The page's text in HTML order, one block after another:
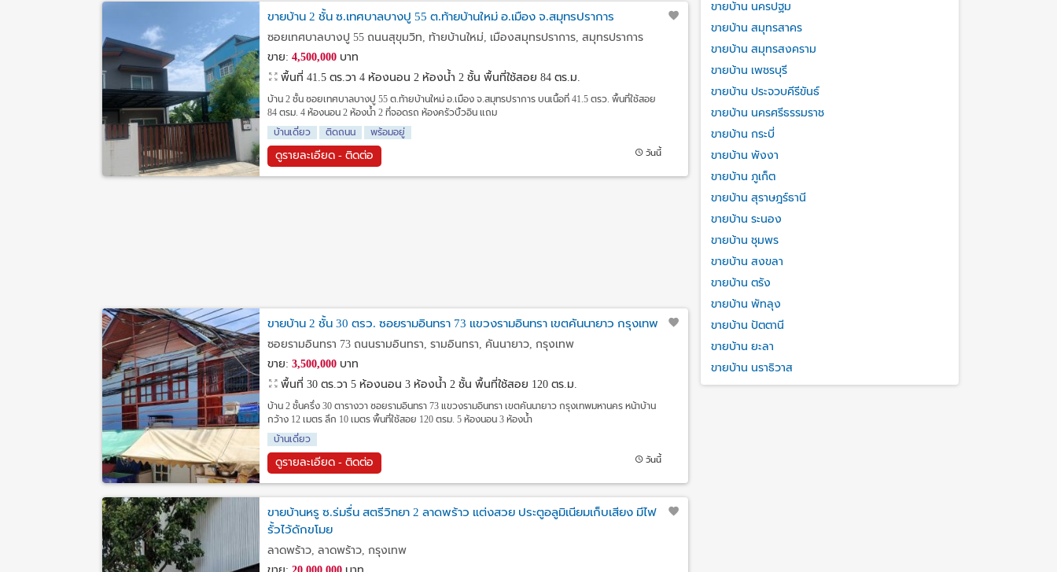
ขายบ้าน 2 ชั้น ซ.เทศบาลบางปู 55 ต.ท้ายบ้านใหม่ อ.เมือง จ.สมุทรปราการ
ซอยเทศบาลบางปู 55 ถนนสุขุมวิท, ท้ายบ้านใหม่, เมืองสมุทรปราการ, สมุทรปราการ
ขาย: 4,500,000 บาท
พื้นที่ 41.5 ตร.วา 4 ห้องนอน 2 ห้องน้ำ 2 ชั้น พื้นที่ใช้สอย 84 ตร.ม.
บ้าน 2 ชั้น ซอยเทศบาลบางปู 55 ต.ท้ายบ้านใหม่ อ.เมือง จ.สมุทรปราการ บนเนื้อที่ 41.5 ตรว. พื้นที่ใช้สอย
84 ตรม. 4 ห้องนอน 2 ห้องน้ำ 2 ที่จอดรถ ห้องครัวบิ้วอิน แถม
บ้านเดี่ยว
ติดถนน พร้อมอยู่
ดูรายละเอียด - ติดต่อ วันนี้
ขายบ้าน 2 ชั้น 30 ตรว. ซอยรามอินทรา 73 แขวงรามอินทรา เขตคันนายาว กรุงเทพ
ซอยรามอินทรา 73 ถนนรามอินทรา, รามอินทรา, คันนายาว, กรุงเทพ
ขาย: 3,500,000 บาท
พื้นที่ 30 ตร.วา 5 ห้องนอน 3 ห้องน้ำ 2 ชั้น พื้นที่ใช้สอย 120 ตร.ม.
บ้าน 2 ชั้นครึ่ง 30 ตารางวา ซอยรามอินทรา 73 แขวงรามอินทรา เขตคันนายาว กรุงเทพมหานคร หน้าบ้าน
กว้าง 12 เมตร ลึก 10 เมตร พื้นที่ใช้สอย 120 ตรม. 5 ห้องนอน 3 ห้องน้ำ
บ้านเดี่ยว
ดูรายละเอียด - ติดต่อ วันนี้
ขายบ้านหรู ซ.ร่มรื่น สตรีวิทยา 2 ลาดพร้าว แต่งสวย ประตูอลูมิเนียมเก็บเสียง มีไฟ
รั้วไว้ดักขโมย
ลาดพร้าว, ลาดพร้าว, กรุงเทพ
ขายบ้าน นครปฐม
ขายบ้าน สมุทรสาคร
ขายบ้าน สมุทรสงคราม
ขายบ้าน เพชรบุรี
ขายบ้าน ประจวบคีรีขันธ์
ขายบ้าน นครศรีธรรมราช
ขายบ้าน กระบี่
ขายบ้าน พังงา
ขายบ้าน ภูเก็ต
ขายบ้าน สุราษฎร์ธานี
ขายบ้าน ระนอง
ขายบ้าน ชุมพร
ขายบ้าน สงขลา
ขายบ้าน ตรัง
ขายบ้าน พัทลุง
ขายบ้าน ปัตตานี
ขายบ้าน ยะลา
ขายบ้าน นราธิวาส